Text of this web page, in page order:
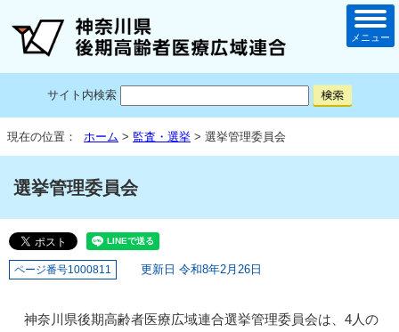
サイト内検索
メニュー
現在の位置： ホーム > 監査・選挙 > 選挙管理委員会
選挙管理委員会
ページ番号1000811 更新日 令和8年2月26日
神奈川県後期高齢者医療広域連合選挙管理委員会は、4人の